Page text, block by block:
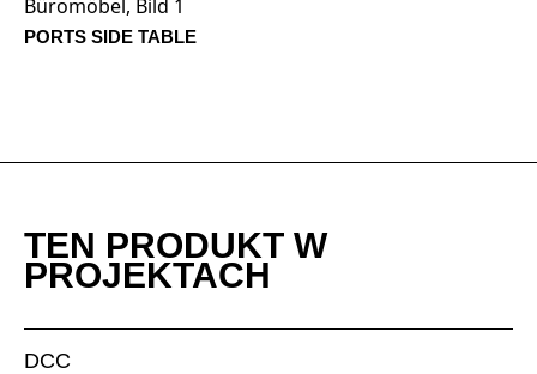
PORTS SIDE TABLE
TEN PRODUKT W
PROJEKTACH
DCC